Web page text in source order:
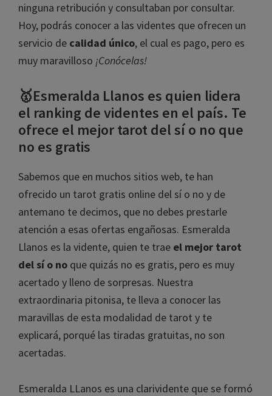
ninguna retribución y consultaban por consultar.
Hoy, podrás conocer a las videntes que ofrecen un
servicio de calidad único, el cual es pago, pero es
muy maravilloso ¡Conócelas!
🥇Esmeralda Llanos es quien lidera
el ranking de videntes en el país. Te
ofrece el mejor tarot del sí o no que
no es gratis
Sabemos que en muchos sitios web, te han
ofrecido un tarot gratis online del sí o no y de
antemano te decimos, que no debes prestarle
atención a esas ofertas engañosas. Esmeralda
Llanos es la vidente, quien te trae el mejor tarot
del sí o no que quizás no es gratis, pero es muy
acertado y lleno de sorpresas. Nuestra
extraordinaria pitonisa, te lleva a conocer las
maravillas de esta modalidad de tarot y te
explicará, porqué las tiradas gratuitas, no son
acertadas.
Esmeralda LLanos es una clarividente que se formó